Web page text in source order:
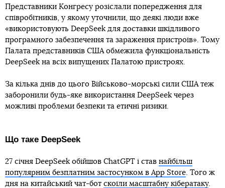
Представники Конгресу розіслали попередження для
співробітників, у якому уточнили, що деякі люди вже
«використовують DeepSeek для доставки шкідливого
програмного забезпечення та зараження пристроїв». Тому
Палата представників США обмежила функціональність
DeepSeek на всіх випущених Палатою пристроях.
За кілька днів до цього Військово-морські сили США теж
заборонили будь-яке використання DeepSeek через
можливі проблеми безпеки та етичні ризики.
Що таке DeepSeek
27 січня DeepSeek обійшов ChatGPT і став найбільш
популярним безплатним застосунком в App Store. Того ж
дня на китайський чат-бот скоїли масштабну кібератаку.